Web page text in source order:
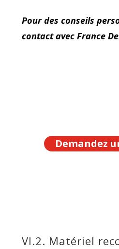
Pour des conseils
contact avec France
Demandez
VI.2. Matériel